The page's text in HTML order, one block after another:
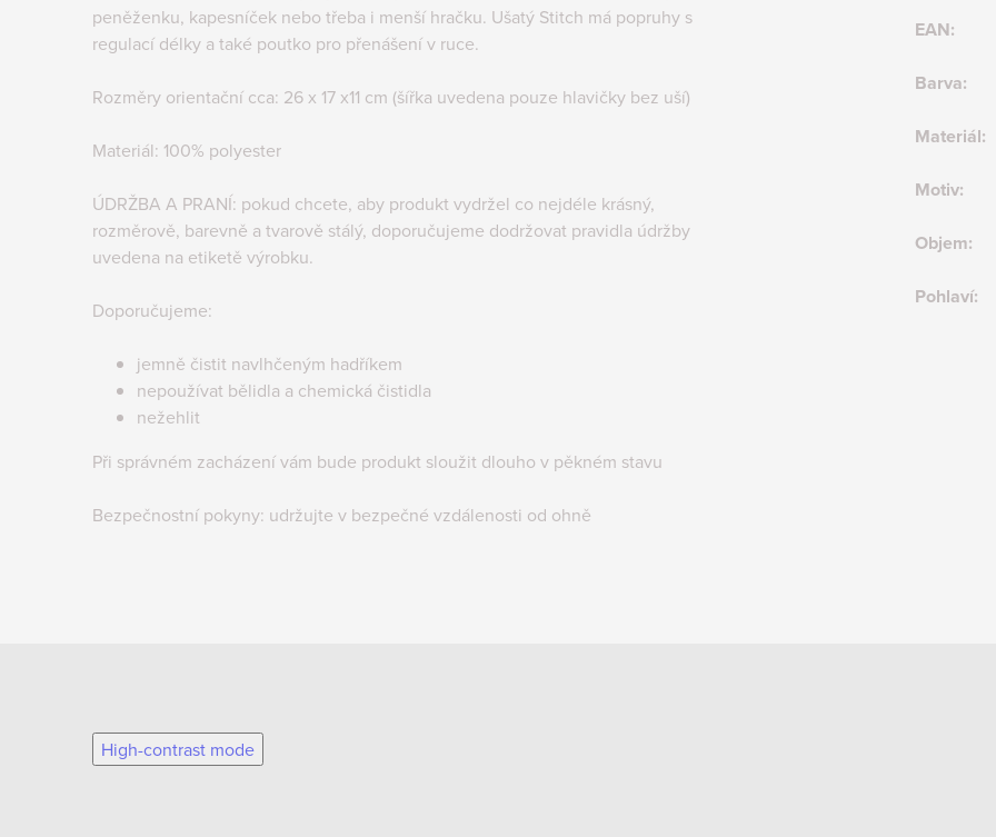
peněženku, kapesníček nebo třeba i menší hračku. Ušatý Stitch má popruhy s
regulací délky a také poutko pro přenášení v ruce.
Rozměry orientační cca: 26 x 17 x11 cm (šířka uvedena pouze hlavičky bez uší)
Materiál: 100% polyester
ÚDRŽBA A PRANÍ: pokud chcete, aby produkt vydržel co nejdéle krásný,
rozměrově, barevně a tvarově stálý, doporučujeme dodržovat pravidla údržby
uvedena na etiketě výrobku.
Doporučujeme:
jemně čistit navlhčeným hadříkem
nepoužívat bělidla a chemická čistidla
nežehlit
Při správném zacházení vám bude produkt sloužit dlouho v pěkném stavu
Bezpečnostní pokyny: udržujte v bezpečné vzdálenosti od ohně
EAN:
Barva:
Materiál:
Motiv:
Objem:
Pohlaví:
High-contrast mode